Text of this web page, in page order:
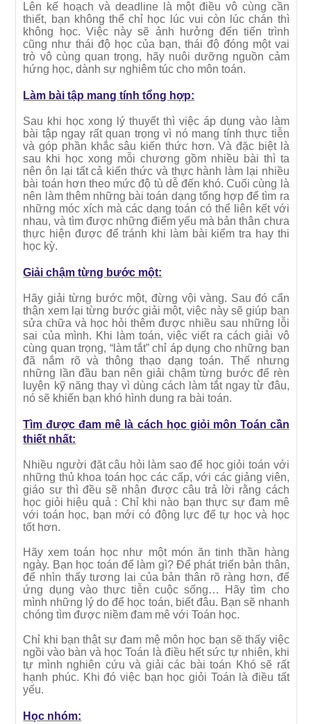
Lên kế hoạch và deadline là một điều vô cùng cần
thiết, bạn không thể chỉ học lúc vui còn lúc chán thì
không học. Việc này sẽ ảnh hưởng đến tiến trình
cũng như thái độ học của bạn, thái độ đóng một vai
trò vô cùng quan trọng, hãy nuôi dưỡng nguồn cảm
hứng học, dành sự nghiêm túc cho môn toán.
Làm bài tập mang tính tổng hợp:
Sau khi học xong lý thuyết thì việc áp dụng vào làm
bài tập ngay rất quan trọng vì nó mang tính thực tiễn
và góp phần khắc sâu kiến thức hơn. Và đặc biệt là
sau khi học xong mỗi chương gồm nhiều bài thì ta
nên ôn lại tất cả kiến thức và thực hành làm lại nhiều
bài toán hơn theo mức độ tù dễ đến khó. Cuối cùng là
nên làm thêm những bài toán dạng tổng hợp để tìm ra
những móc xích mà các dạng toán có thể liên kết với
nhau, và tìm được những điểm yếu mà bản thân chưa
thực hiện được để tránh khi làm bài kiểm tra hay thi
học kỳ.
Giải chậm từng bước một:
Hãy giải từng bước một, đừng vội vàng. Sau đó cẩn
thận xem lại từng bước giải một, việc này sẽ giúp bạn
sửa chữa và học hỏi thêm được nhiều sau những lỗi
sai của mình. Khi làm toán, việc viết ra cách giải vô
cùng quan trọng, “làm tắt” chỉ áp dụng cho những bạn
đã nắm rõ và thông thạo dạng toán. Thế nhưng
những lần đầu bạn nên giải chậm từng bước để rèn
luyện kỹ năng thay vì dùng cách làm tắt ngay từ đâu,
nó sẽ khiến bạn khó hình dung ra bài toán.
Tìm được đam mê là cách học giỏi môn Toán cần
thiết nhất:
Nhiều người đặt câu hỏi làm sao để học giỏi toán với
những thủ khoa toán học các cấp, với các giảng viên,
giáo sư thì đều sẽ nhận được câu trả lời rằng cách
học giỏi hiệu quả : Chỉ khi nào bạn thực sự đam mê
với toán học, bạn mới có động lực để tự học và học
tốt hơn.
Hãy xem toán học như một món ăn tinh thần hàng
ngày. Bạn học toán để làm gì? Để phát triển bản thân,
để nhìn thấy tương lai của bản thân rõ ràng hơn, để
ứng dụng vào thực tiễn cuộc sống… Hãy tìm cho
mình những lý do để học toán, biết đâu. Bạn sẽ nhanh
chóng tìm được niềm đam mê với Toán học.
Chỉ khi bạn thật sự đam mệ môn học bạn sẽ thấy việc
ngồi vào bàn và học Toán là điều hết sức tự nhiên, khi
tự mình nghiên cứu và giải các bài toán Khó sẽ rất
hạnh phúc. Khi đó việc bạn học giỏi Toán là điều tất
yếu.
Học nhóm: